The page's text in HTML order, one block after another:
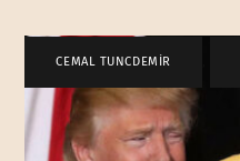
CEMAL TUNCDEMİR